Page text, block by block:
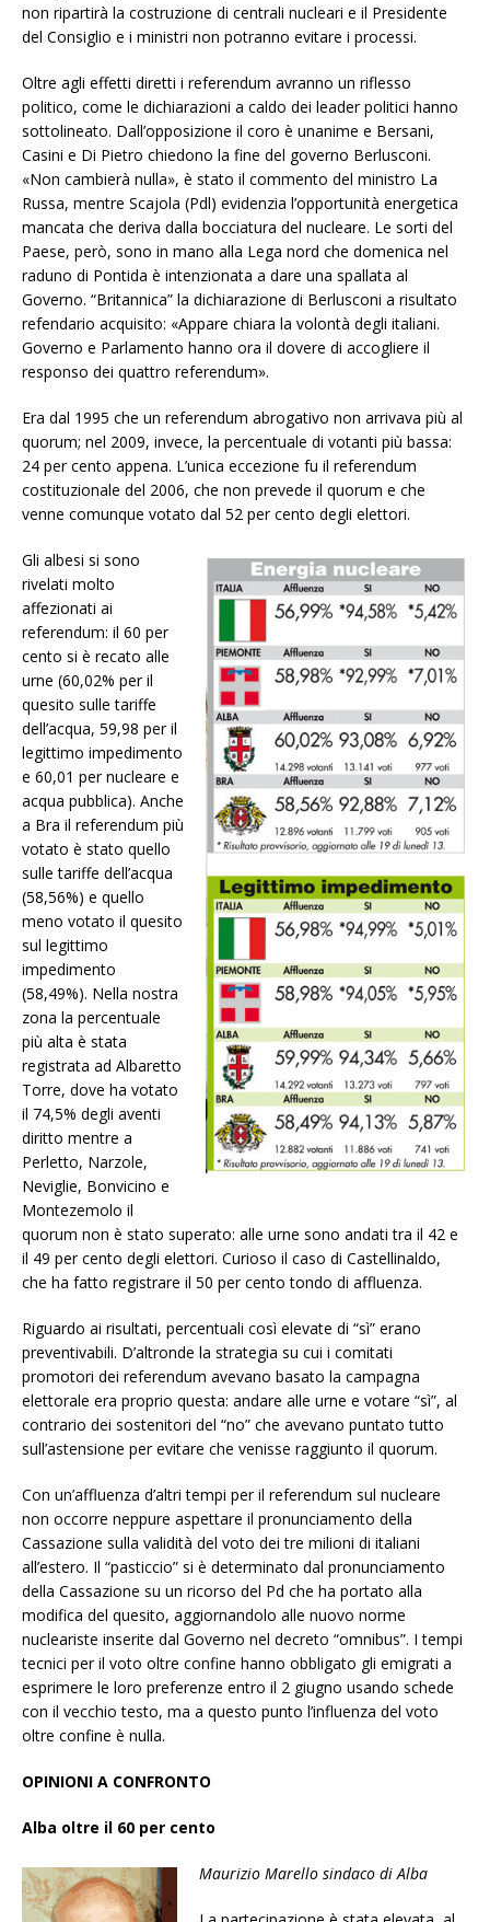
non ripartirà la costruzione di centrali nucleari e il Presidente
del Consiglio e i ministri non potranno evitare i processi.
Oltre agli effetti diretti i referendum avranno un riflesso
politico, come le dichiarazioni a caldo dei leader politici hanno
sottolineato. Dall’opposizione il coro è unanime e Bersani,
Casini e Di Pietro chiedono la fine del governo Berlusconi.
«Non cambierà nulla», è stato il commento del ministro La
Russa, mentre Scajola (Pdl) evidenzia l’opportunità energetica
mancata che deriva dalla bocciatura del nucleare. Le sorti del
Paese, però, sono in mano alla Lega nord che domenica nel
raduno di Pontida è intenzionata a dare una spallata al
Governo. “Britannica” la dichiarazione di Berlusconi a risultato
refendario acquisito: «Appare chiara la volontà degli italiani.
Governo e Parlamento hanno ora il dovere di accogliere il
responso dei quattro referendum».
Era dal 1995 che un referendum abrogativo non arrivava più al
quorum; nel 2009, invece, la percentuale di votanti più bassa:
24 per cento appena. L’unica eccezione fu il referendum
costituzionale del 2006, che non prevede il quorum e che
venne comunque votato dal 52 per cento degli elettori.
Gli albesi si sono
rivelati molto
affezionati ai
referendum: il 60 per
cento si è recato alle
urne (60,02% per il
quesito sulle tariffe
dell’acqua, 59,98 per il
legittimo impedimento
e 60,01 per nucleare e
acqua pubblica). Anche
a Bra il referendum più
votato è stato quello
sulle tariffe dell’acqua
(58,56%) e quello
meno votato il quesito
sul legittimo
impedimento
(58,49%). Nella nostra
zona la percentuale
più alta è stata
registrata ad Albaretto
Torre, dove ha votato
il 74,5% degli aventi
diritto mentre a
Perletto, Narzole,
Neviglie, Bonvicino e
Montezemolo il
quorum non è stato superato: alle urne sono andati tra il 42 e
il 49 per cento degli elettori. Curioso il caso di Castellinaldo,
che ha fatto registrare il 50 per cento tondo di affluenza.
Riguardo ai risultati, percentuali così elevate di “sì” erano
preventivabili. D’altronde la strategia su cui i comitati
promotori dei referendum avevano basato la campagna
elettorale era proprio questa: andare alle urne e votare “sì”, al
contrario dei sostenitori del “no” che avevano puntato tutto
sull’astensione per evitare che venisse raggiunto il quorum.
Con un’affluenza d’altri tempi per il referendum sul nucleare
non occorre neppure aspettare il pronunciamento della
Cassazione sulla validità del voto dei tre milioni di italiani
all’estero. Il “pasticcio” si è determinato dal pronunciamento
della Cassazione su un ricorso del Pd che ha portato alla
modifica del quesito, aggiornandolo alle nuovo norme
nucleariste inserite dal Governo nel decreto “omnibus”. I tempi
tecnici per il voto oltre confine hanno obbligato gli emigrati a
esprimere le loro preferenze entro il 2 giugno usando schede
con il vecchio testo, ma a questo punto l’influenza del voto
oltre confine è nulla.
OPINIONI A CONFRONTO
Alba oltre il 60 per cento
Maurizio Marello sindaco di Alba